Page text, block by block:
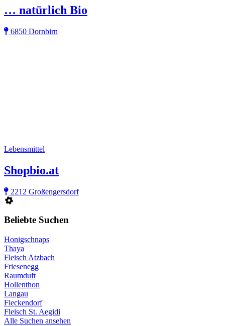
… natürlich Bio
6850 Dornbirn
Lebensmittel
Shopbio.at
2212 Großengersdorf
Beliebte Suchen
Honigschnaps
Thaya
Fleisch Atzbach
Friesenegg
Raumduft
Hollenthon
Langau
Fleckendorf
Fleisch St. Aegidi
Alle Suchen ansehen